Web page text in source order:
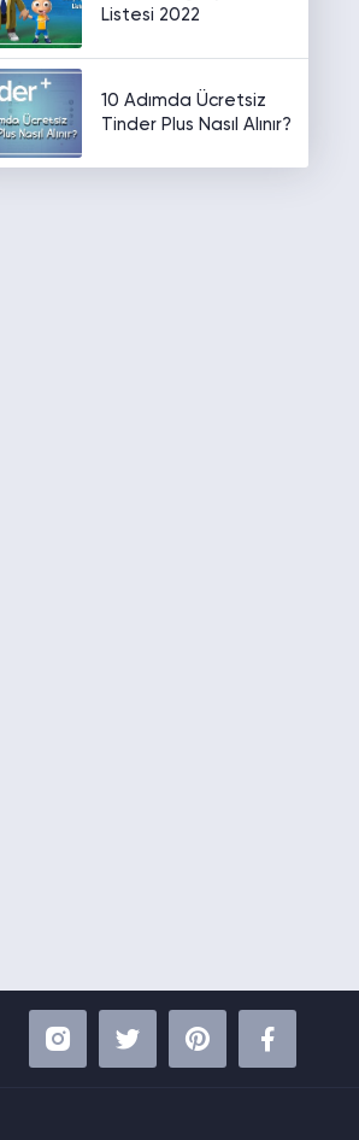
Listesi 2022
10 Adımda Ücretsiz
Tinder Plus Nasıl Alınır?